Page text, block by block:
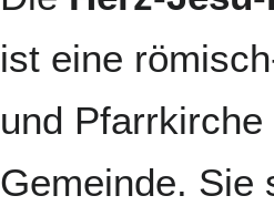
ist eine
und
Gemeinde. Sie